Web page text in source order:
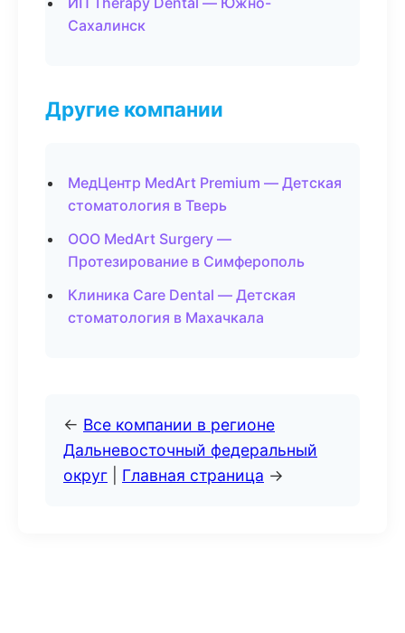
Сахалинск
Другие компании
МедЦентр MedArt Premium — Детская
стоматология в Тверь
ООО MedArt Surgery —
Протезирование в Симферополь
Клиника Care Dental — Детская
стоматология в Махачкала
← Все компании в регионе
Дальневосточный федеральный
округ
Главная страница →